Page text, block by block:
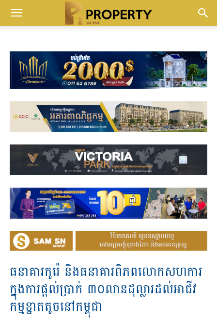
ធនាគារ​កូរ៉េ​ និង​ធនាគារពិភពលោក​សហការ​
ក្នុង​ការ​ផ្តល់​ប្រាក់​ ៣០លាន​ដុល្លារ​ដល់​អាជីវ
កម្ម​ខ្នាត​តូច​នៅ​កម្ពុជា​